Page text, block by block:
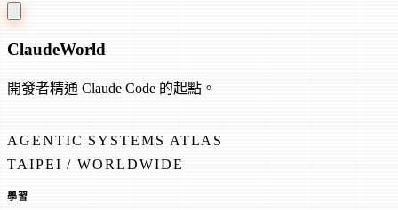
ClaudeWorld
開發者精通 Claude Code 的起點。
AGENTIC SYSTEMS ATLAS
TAIPEI / WORLDWIDE
學習